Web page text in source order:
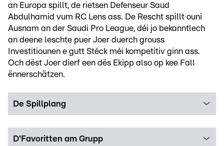
an Europa spillt, de rietsen Defenseur Saud
Abdulhamid vum RC Lens ass. De Rescht spillt ouni
Ausnam an der Saudi Pro League, déi jo bekanntlech
an deene leschte puer Joer duerch grouss
Investitiounen e gutt Stéck méi kompetitiv ginn ass.
Och dëst Joer dierf een dës Ekipp also op kee Fall
ënnerschätzen.
De Spillplang
D'Favoritten am Grupp